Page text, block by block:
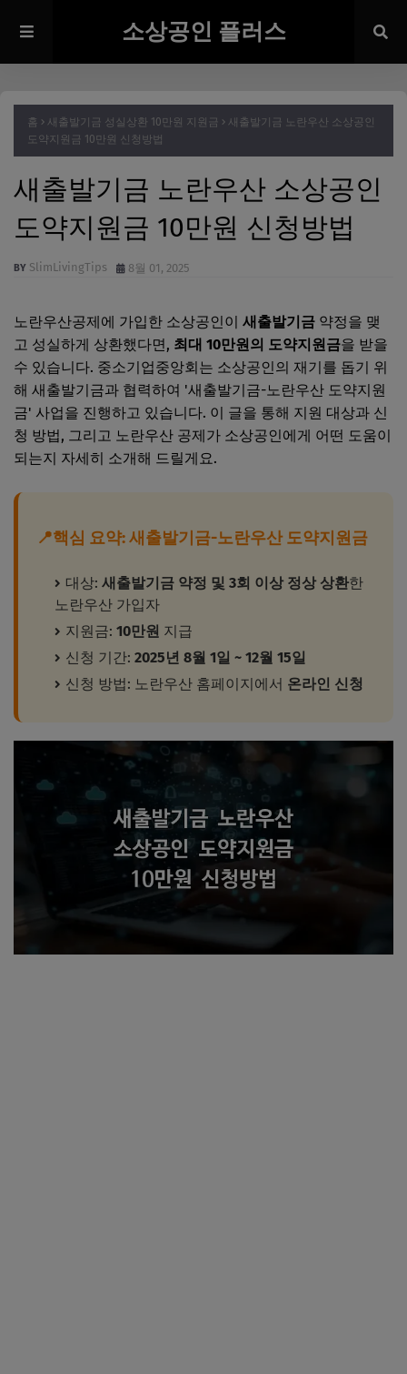
소상공인 플러스
홈 새출발기금 성실상환 10만원 지원금
새출발기금 노란우산 소상공인
도약지원금 10만원 신청방법
새출발기금 노란우산 소상공인
도약지원금 10만원 신청방법
SlimLivingTips 8월 01, 2025
노란우산공제에 가입한 소상공인이 새출발기금 약정을 맺
고 성실하게 상환했다면, 최대 10만원의 도약지원금을 받을
수 있습니다. 중소기업중앙회는 소상공인의 재기를 돕기 위
해 새출발기금과 협력하여 '새출발기금-노란우산 도약지원
금' 사업을 진행하고 있습니다. 이 글을 통해 지원 대상과 신
청 방법, 그리고 노란우산 공제가 소상공인에게 어떤 도움이
되는지 자세히 소개해 드릴게요.
📍핵심 요약: 새출발기금-노란우산 도약지원금
대상: 새출발기금 약정 및 3회 이상 정상 상환한
노란우산 가입자
지원금: 10만원 지급
신청 기간: 2025년 8월 1일 ~ 12월 15일
신청 방법: 노란우산 홈페이지에서 온라인 신청